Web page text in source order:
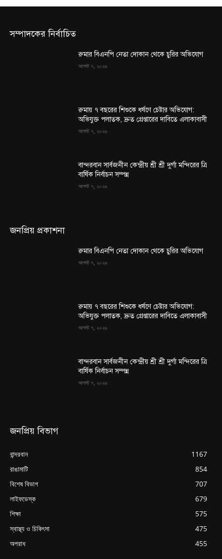
সম্পাদকের নির্বাচিত
রুমার বিএনপি নেতা দোকান থেকে চুরির অভিযোগ
আগস্ট ৭, ২০২৬
রুমায় ৭ বছরের শিশুকে ধর্ষণে চেষ্টার অভিযোগ:
অভিযুক্ত পলাতক, দ্রুত গ্রেপ্তারের দাবিতে এলাকাবাসী
আগস্ট ৭, ২০২৬
বান্দরবান সার্বজনীন কেন্দ্রীয় শ্রী শ্রী দুর্গা মন্দিরের ত্রি
বার্ষিক নির্বাচন সম্পন্ন
আগস্ট ৭, ২০২৬
জনপ্রিয় প্রকাশনা
রুমার বিএনপি নেতা দোকান থেকে চুরির অভিযোগ
আগস্ট ৭, ২০২৬
রুমায় ৭ বছরের শিশুকে ধর্ষণে চেষ্টার অভিযোগ:
অভিযুক্ত পলাতক, দ্রুত গ্রেপ্তারের দাবিতে এলাকাবাসী
আগস্ট ৭, ২০২৬
বান্দরবান সার্বজনীন কেন্দ্রীয় শ্রী শ্রী দুর্গা মন্দিরের ত্রি
বার্ষিক নির্বাচন সম্পন্ন
আগস্ট ৭, ২০২৬
জনপ্রিয় বিভাগ
বান্দরবান
1167
রাঙামাটি
854
বিশেষ বিভাগ
707
লাইফডেস্ক
679
শিক্ষা
575
স্বাস্থ্য ও চিকিৎসা
475
অপরাধ
455